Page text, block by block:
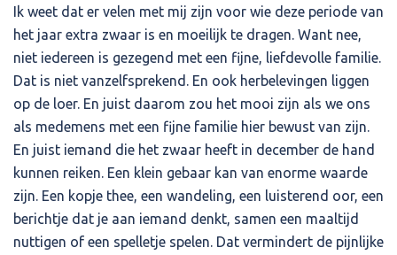
Ik weet dat er velen met mij zijn voor wie deze periode van
het jaar extra zwaar is en moeilijk te dragen. Want nee,
niet iedereen is gezegend met een fijne, liefdevolle familie.
Dat is niet vanzelfsprekend. En ook herbelevingen liggen
op de loer. En juist daarom zou het mooi zijn als we ons
als medemens met een fijne familie hier bewust van zijn.
En juist iemand die het zwaar heeft in december de hand
kunnen reiken. Een klein gebaar kan van enorme waarde
zijn. Een kopje thee, een wandeling, een luisterend oor, een
berichtje dat je aan iemand denkt, samen een maaltijd
nuttigen of een spelletje spelen. Dat vermindert de pijnlijke